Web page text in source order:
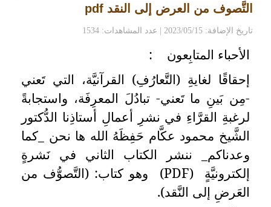
التَّصوف من العرض إلى النقد pdf
تاريخ الإضافة: 2023/05/15 | عدد المشاهدات: 1534
الأحباء المتابِعون
:
إحقاقًا لغايةِ (التَّعارُفِ) القرآنيَّة، التي تَعني
-مِن بَينِ ما تَعني- تبادُلَ المعرِفَة، واستجابةً
لرغبةِ القرَّاءِ في نشرِ أعمالِ أستاذِنا الدُّكتور
الشَّيخ محمود عكَّام حَفِظَهُ الله ها نحن _كما
وعدناكم_ ننشر الكتاب الثاني في نَشرةٍ
إلكترونيَّةٍ
(PDF)
وهو كتاب: (التَّصوُّف من
العَرضِ إلى النَّقد).